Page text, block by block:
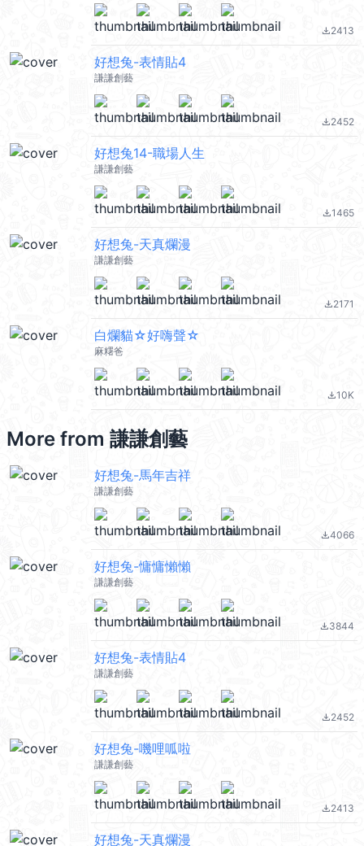
file_download2413
好想兔-表情貼4
謙謙創藝
file_download2452
好想兔14-職場人生
謙謙創藝
file_download1465
好想兔-天真爛漫
謙謙創藝
file_download2171
白爛貓☆好嗨聲☆
麻糬爸
file_download10K
More from 謙謙創藝
好想兔-馬年吉祥
謙謙創藝
file_download4066
好想兔-慵慵懶懶
謙謙創藝
file_download3844
好想兔-表情貼4
謙謙創藝
file_download2452
好想兔-嘰哩呱啦
謙謙創藝
file_download2413
好想兔-天真爛漫